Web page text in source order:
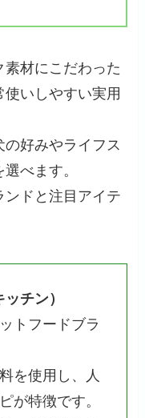
材にこだわった
いしやすい実用
好みやライフス
べます。
ンドと注目アイテ
チン）
トフードブラ
を使用し、人
が特徴です。